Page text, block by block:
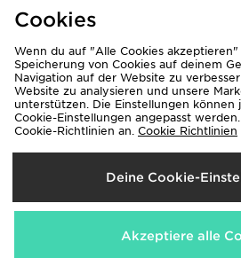
Lieferung
Österreich
Wir akzeptieren folgende
Cookies
Wenn du auf "Alle Cookies
Speicherung von Cookies auf deinem
Navigation auf der Website zu
Website zu analysieren und unsere
unterstützen. Die Einstellungen können
Cookie-Einstellungen angepasst
Cookie-Richtlinien an. Cookie Richtlinien
Deine Cookie-
Akzeptiere alle